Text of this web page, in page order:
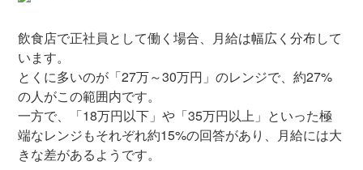
飲食店で正社員として働く場合、月給は幅広く分布して
います。
とくに多いのが「27万～30万円」のレンジで、約27%
の人がこの範囲内です。
一方で、「18万円以下」や「35万円以上」といった極
端なレンジもそれぞれ約15%の回答があり、月給には大
きな差があるようです。